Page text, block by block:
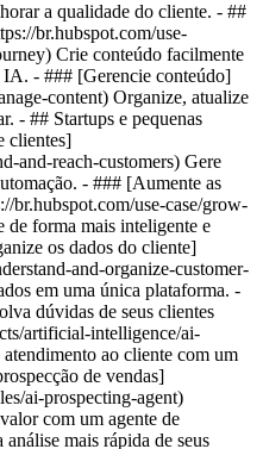
a qualidade do cliente. - ##
br.hubspot.com/use-
Crie conteúdo facilmente
IA. - ### [Gerencie conteúdo]
content) Organize, atualize
- ## Startups e pequenas
clientes]
and-reach-customers) Gere
- ### [Aumente as
br.hubspot.com/use-case/grow-
de forma mais inteligente e
os dados do cliente]
and-organize-customer-
em uma única plataforma. -
dúvidas de seus clientes
artificial-intelligence/ai-
ao cliente com um
de vendas]
ai-prospecting-agent)
com um agente de
mais rápida de seus